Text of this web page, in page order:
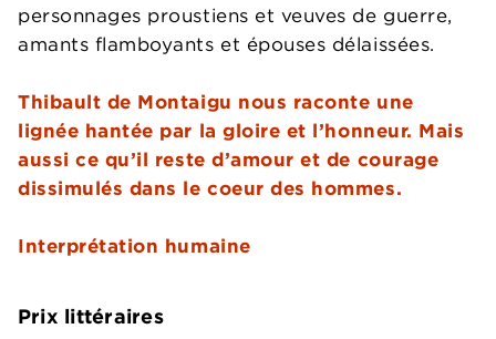
personnages proustiens et veuves de guerre,
amants flamboyants et épouses délaissées.
Thibault de Montaigu nous raconte une
lignée hantée par la gloire et l’honneur. Mais
aussi ce qu’il reste d’amour et de courage
dissimulés dans le coeur des hommes.
Interprétation humaine
Prix littéraires